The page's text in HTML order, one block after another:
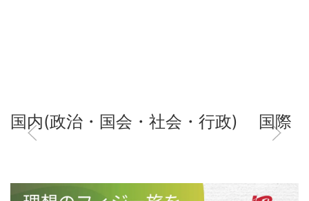
国内(政治・国会・社会・行政) 国際